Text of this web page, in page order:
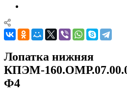
Лопатка нижняя
КПЭМ-
Ф4